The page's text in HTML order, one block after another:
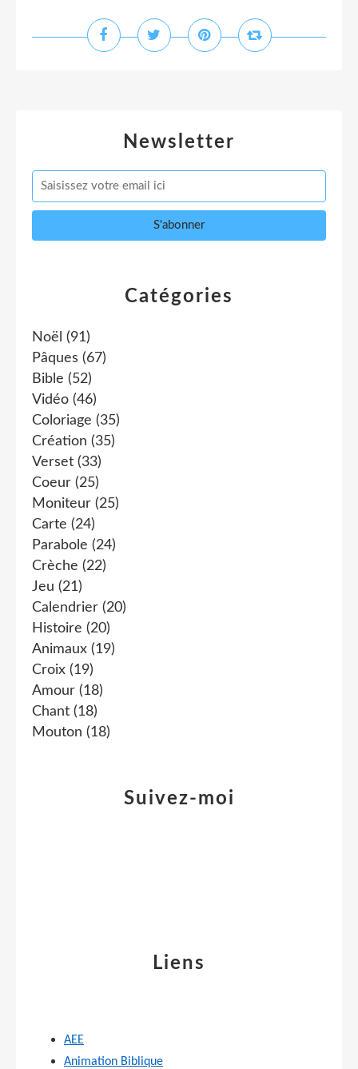
Newsletter
Catégories
Noël (91)
Pâques (67)
Bible (52)
Vidéo (46)
Coloriage (35)
Création (35)
Verset (33)
Coeur (25)
Moniteur (25)
Carte (24)
Parabole (24)
Crèche (22)
Jeu (21)
Calendrier (20)
Histoire (20)
Animaux (19)
Croix (19)
Amour (18)
Chant (18)
Mouton (18)
Suivez-moi
Liens
AEE
Animation Biblique